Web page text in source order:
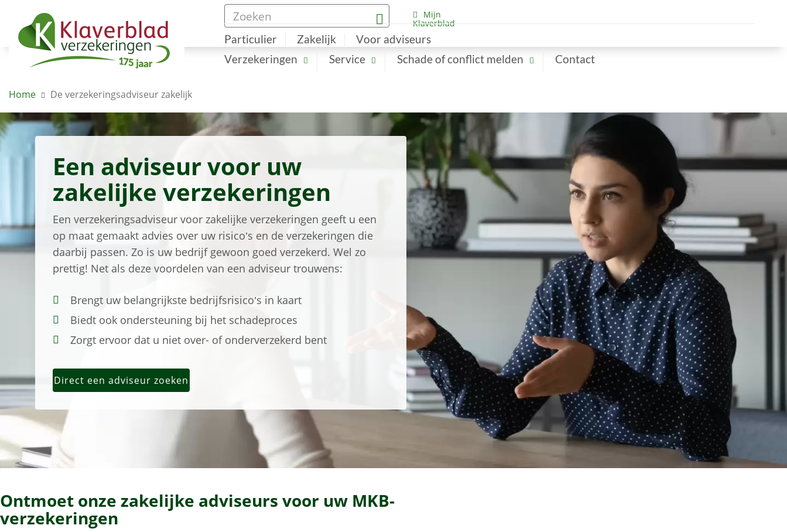
Particulier Zakelijk
Voor adviseurs
Verzekeringen
Service Schade of conflict melden Contact
Mijn
Klaverblad
Home De verzekeringsadviseur zakelijk
Een adviseur voor uw
zakelijke verzekeringen
Een verzekeringsadviseur voor zakelijke verzekeringen geeft u een
op maat gemaakt advies over uw risico’s en de verzekeringen die
daarbij passen. Zo is uw bedrijf gewoon goed verzekerd. Wel zo
prettig! Net als deze voordelen van een adviseur trouwens:
Brengt uw belangrijkste bedrijfsrisico’s in kaart
Biedt ook ondersteuning bij het schadeproces
Zorgt ervoor dat u niet over- of onderverzekerd bent
Direct een adviseur zoeken
Ontmoet onze zakelijke adviseurs voor uw MKB-
verzekeringen